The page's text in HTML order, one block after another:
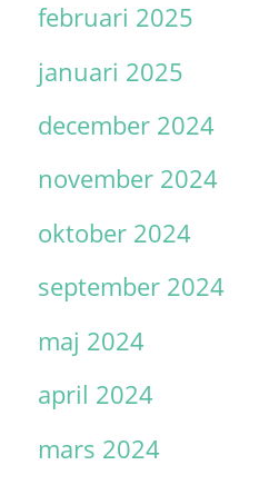
februari 2025
januari 2025
december 2024
november 2024
oktober 2024
september 2024
maj 2024
april 2024
mars 2024